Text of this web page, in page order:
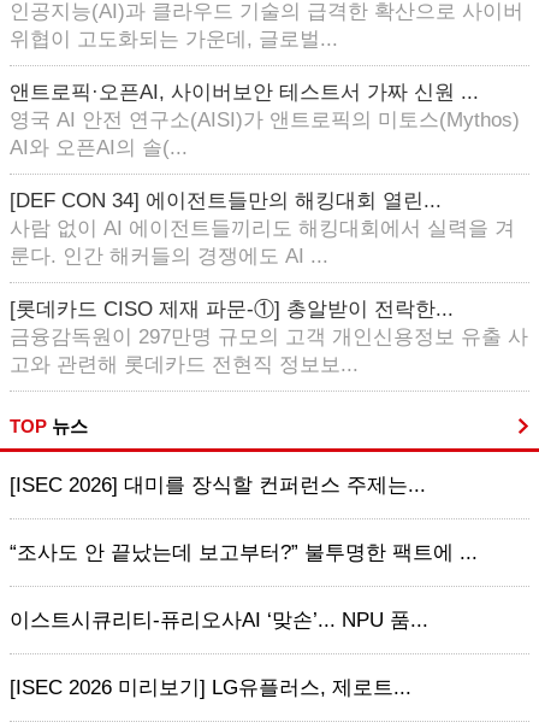
인공지능(AI)과 클라우드 기술의 급격한 확산으로 사이버
위협이 고도화되는 가운데, 글로벌...
앤트로픽·오픈AI, 사이버보안 테스트서 가짜 신원 ...
영국 AI 안전 연구소(AISI)가 앤트로픽의 미토스(Mythos)
AI와 오픈AI의 솔(...
[DEF CON 34] 에이전트들만의 해킹대회 열린...
사람 없이 AI 에이전트들끼리도 해킹대회에서 실력을 겨
룬다. 인간 해커들의 경쟁에도 AI ...
[롯데카드 CISO 제재 파문-①] 총알받이 전락한...
금융감독원이 297만명 규모의 고객 개인신용정보 유출 사
고와 관련해 롯데카드 전현직 정보보...
TOP 뉴스
[ISEC 2026] 대미를 장식할 컨퍼런스 주제는...
“조사도 안 끝났는데 보고부터?” 불투명한 팩트에 ...
이스트시큐리티-퓨리오사AI ‘맞손’... NPU 품...
[ISEC 2026 미리보기] LG유플러스, 제로트...